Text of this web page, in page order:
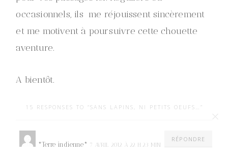
occasionnels, ils me réjouissent sincèrement
et me motivent à poursuivre cette chouette
aventure.
A bientôt.
15 RESPONSES TO “SANS LAPINS, NI PETITS OEUFS…”
RÉPONDRE
*Terre indienne* 7 AVRIL 2012 À 22 H 23 MIN